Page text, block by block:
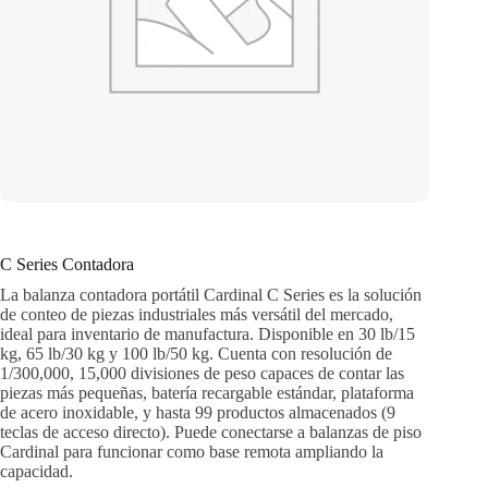
C Series Contadora
La balanza contadora portátil Cardinal C Series es la solución
de conteo de piezas industriales más versátil del mercado,
ideal para inventario de manufactura. Disponible en 30 lb/15
kg, 65 lb/30 kg y 100 lb/50 kg. Cuenta con resolución de
1/300,000, 15,000 divisiones de peso capaces de contar las
piezas más pequeñas, batería recargable estándar, plataforma
de acero inoxidable, y hasta 99 productos almacenados (9
teclas de acceso directo). Puede conectarse a balanzas de piso
Cardinal para funcionar como base remota ampliando la
capacidad.